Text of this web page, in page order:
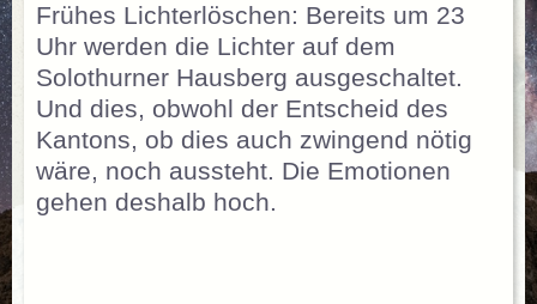
Frühes Lichterlöschen: Bereits um 23
Uhr werden die Lichter auf dem
Solothurner Hausberg ausgeschaltet.
Und dies, obwohl der Entscheid des
Kantons, ob dies auch zwingend nötig
wäre, noch aussteht. Die Emotionen
gehen deshalb hoch.